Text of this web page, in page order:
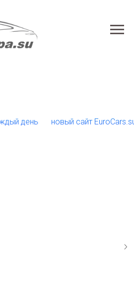
новый сайт EuroCars.su •